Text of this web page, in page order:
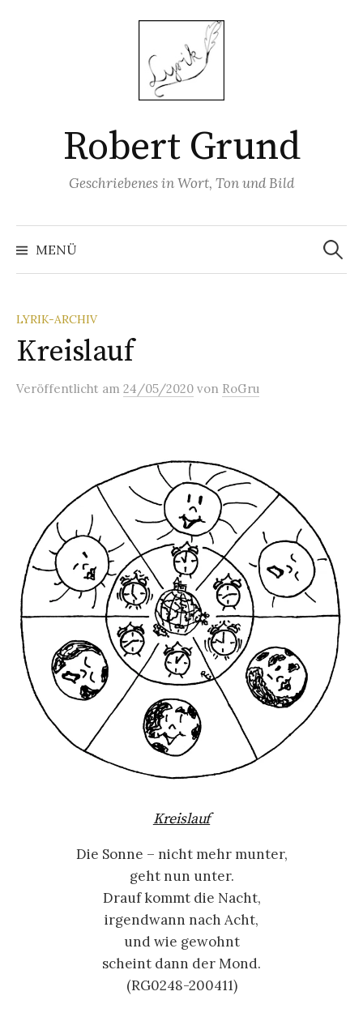
Robert Grund
Geschriebenes in Wort, Ton und Bild
MENÜ
Suchen
nach:
LYRIK-ARCHIV
Kreislauf
Veröffentlicht am 24/05/2020 von RoGru
Kreislauf
Die Sonne – nicht mehr munter,
geht nun unter.
Drauf kommt die Nacht,
irgendwann nach Acht,
und wie gewohnt
scheint dann der Mond.
(RG0248-200411)